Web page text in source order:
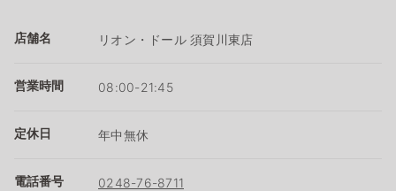
店舗名 リオン・ドール 須賀川東店
営業時間 08:00-21:45
定休日 年中無休
電話番号 0248-76-8711